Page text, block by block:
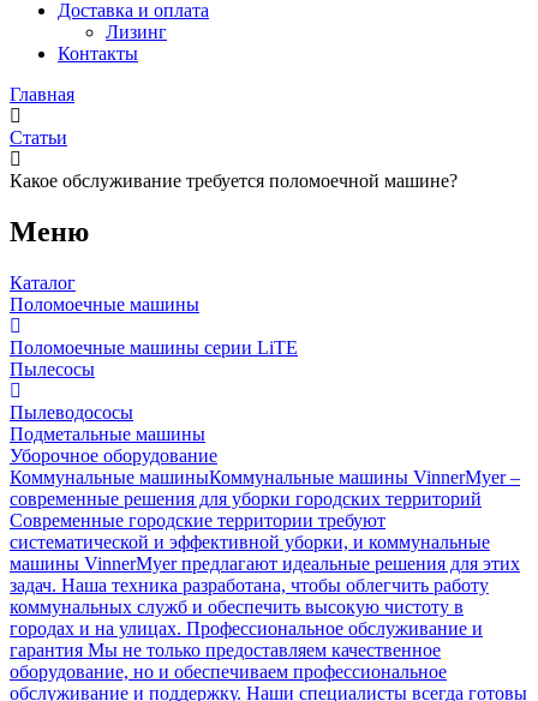
Доставка и оплата
Лизинг
Контакты
Главная
Статьи
Какое обслуживание требуется поломоечной машине?
Меню
Каталог
Поломоечные машины
Поломоечные машины серии LiTE
Пылесосы
Пылеводососы
Подметальные машины
Уборочное оборудование
Коммунальные машиныКоммунальные машины VinnerMyer –
современные решения для уборки городских территорий
Современные городские территории требуют
систематической и эффективной уборки, и коммунальные
машины VinnerMyer предлагают идеальные решения для этих
задач. Наша техника разработана, чтобы облегчить работу
коммунальных служб и обеспечить высокую чистоту в
городах и на улицах. Профессиональное обслуживание и
гарантия Мы не только предоставляем качественное
оборудование, но и обеспечиваем профессиональное
обслуживание и поддержку. Наши специалисты всегда готовы